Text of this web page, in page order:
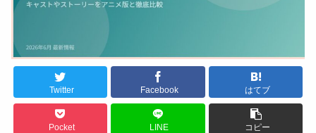
Twitter Facebook はてブ
Pocket LINE コピー